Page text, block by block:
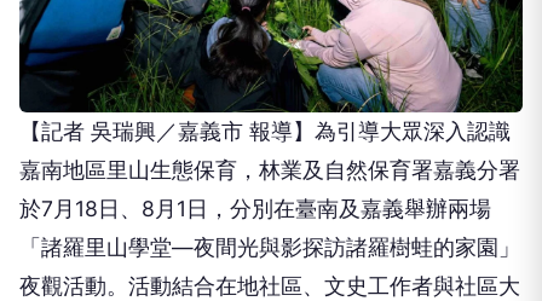
【記者 吳瑞興／嘉義市 報導】為引導大眾深入認識
嘉南地區里山生態保育，林業及自然保育署嘉義分署
於7月18日、8月1日，分別在臺南及嘉義舉辦兩場
「諸羅里山學堂—夜間光與影探訪諸羅樹蛙的家園」
夜觀活動。活動結合在地社區、文史工作者與社區大